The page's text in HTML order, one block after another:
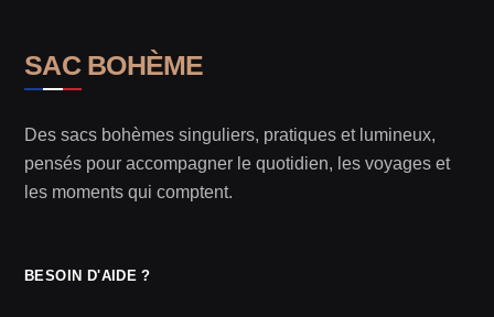
SAC BOHÈME
Des sacs bohèmes singuliers, pratiques et lumineux,
pensés pour accompagner le quotidien, les voyages et
les moments qui comptent.
BESOIN D'AIDE ?